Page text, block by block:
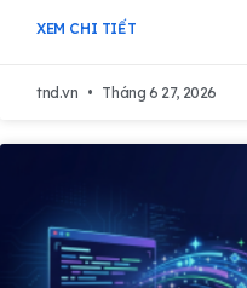
XEM CHI TIẾT
tnd.vn Tháng 6 27, 2026